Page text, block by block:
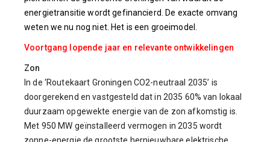
energietransitie wordt gefinancierd. De exacte omvang
weten we nu nog niet. Het is een groeimodel.
Voortgang lopende jaar en relevante ontwikkelingen
Zon
In de ‘Routekaart Groningen CO2-neutraal 2035’ is
doorgerekend en vastgesteld dat in 2035 60% van lokaal
duurzaam opgewekte energie van de zon afkomstig is.
Met 950 MW geïnstalleerd vermogen in 2035 wordt